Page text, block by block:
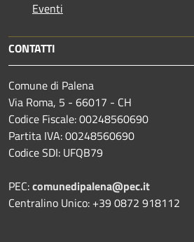
Eventi
CONTATTI
Comune di Palena
Via Roma, 5 - 66017 - CH
Codice Fiscale: 00248560690
Partita IVA: 00248560690
Codice SDI: UFQB79
PEC:comunedipalena@pec.it
Centralino Unico: +39 0872 918112